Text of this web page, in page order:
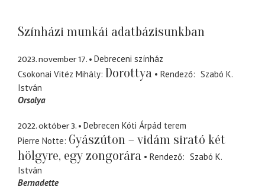
Színházi munkái adatbázisunkban
2023. november 17.
Debreceni színház
Csokonai Vitéz Mihály Dorottya Rendező
Szabó K.
István
Orsolya
2022. október 3.
Debrecen Kóti Árpád terem
Pierre Notte Gyászúton – vidám sirató két
hölgyre, egy zongorára
Rendező
Szabó K.
István
Bernadette